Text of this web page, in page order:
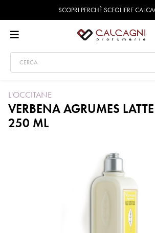
SCOPRI PERCHÈ SCEGLIERE
L'OCCITANE
VERBENA AGRUMES
250 ML